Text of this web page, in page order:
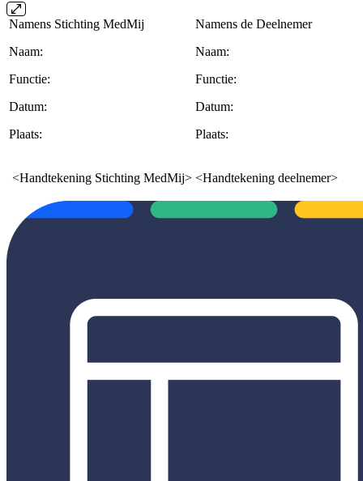
Namens Stichting MedMij
Naam:
Functie:
Datum:
Plaats:
Namens de Deelnemer
Naam:
Functie:
Datum:
Plaats:
<Handtekening Stichting MedMij> <Handtekening deelnemer>